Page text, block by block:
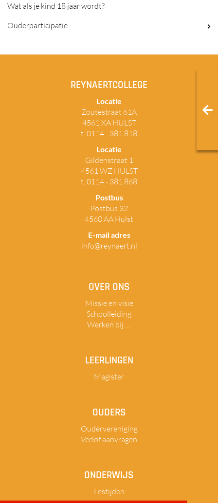
Wat als je kind 18 jaar wordt?
Ouderparticipatie
REYNAERTCOLLEGE
Locatie
Zoutestraat 61A
4561 XA HULST
t. 0114 - 381 818
Locatie
Gildenstraat 1
4561 WZ HULST
t. 0114 - 381 868
Postbus
Postbus 32
4560 AA Hulst
E-mail adres
info@reynaert.nl
OVER ONS
Missie en visie
Schoolleiding
Werken bij ....
LEERLINGEN
Magister
OUDERS
Oudervereniging
Verlof aanvragen
ONDERWIJS
Lestijden